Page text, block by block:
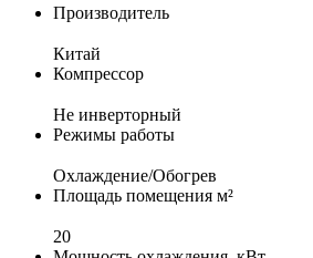
Производитель
Китай
Компрессор
Не инверторный
Режимы работы
Охлаждение/Обогрев
Площадь помещения м²
20